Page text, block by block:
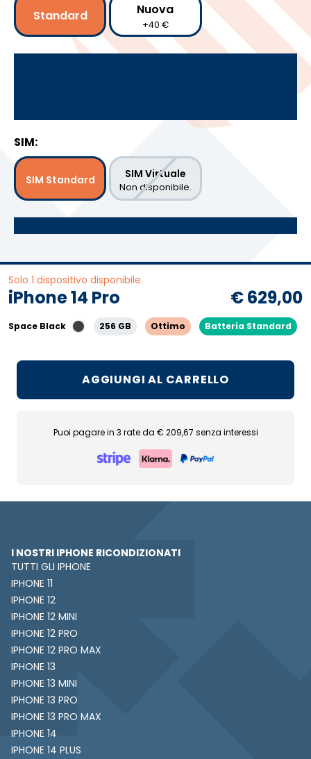
Standard Nuova
+40 €
SIM:
SIM Standard SIM Virtuale
Non disponibile.
Solo 1 dispositivo disponibile.
iPhone 14 Pro € 629,00
Space Black 256 GB Ottimo Batteria Standard
AGGIUNGI AL CARRELLO
Puoi pagare in 3 rate da € 209,67 senza interessi
I NOSTRI IPHONE RICONDIZIONATI
TUTTI GLI IPHONE
IPHONE 11
IPHONE 12
IPHONE 12 MINI
IPHONE 12 PRO
IPHONE 12 PRO MAX
IPHONE 13
IPHONE 13 MINI
IPHONE 13 PRO
IPHONE 13 PRO MAX
IPHONE 14
IPHONE 14 PLUS